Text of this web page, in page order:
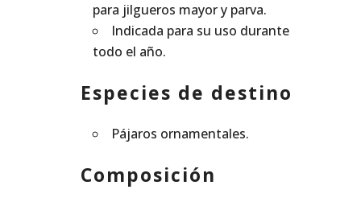
para jilgueros mayor y parva.
Indicada para su uso durante
todo el año.
Especies de destino
Pájaros ornamentales.
Composición